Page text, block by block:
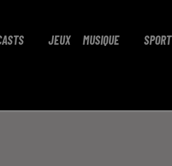
JEUX MUSIQUE SPORT